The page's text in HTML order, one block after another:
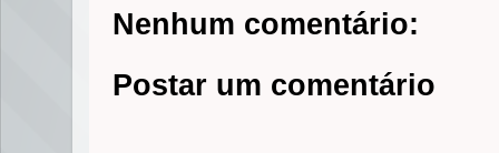
r
o
k
g
e
p
p
Nenhum comentário:
Postar um comentário